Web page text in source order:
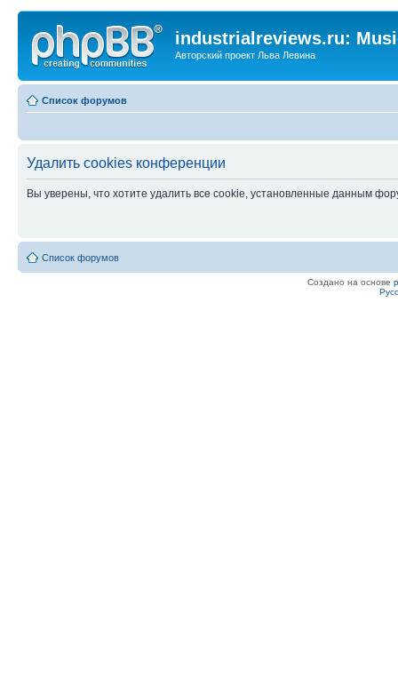
industrialreviews.ru:
Авторский проект Льва Левина
Список форумов
Удалить cookies конференции
Вы уверены, что хотите удалить все cookie, установленные данным
Список форумов
Создано на основе